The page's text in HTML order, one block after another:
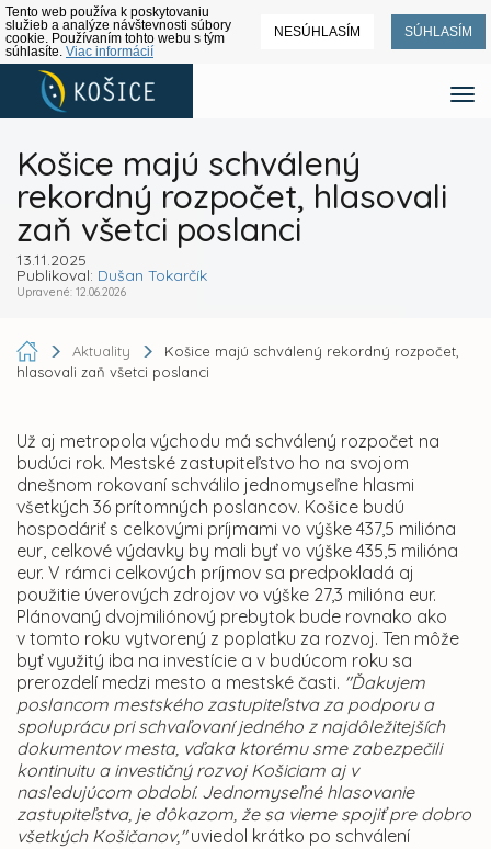
Tento web používa k poskytovaniu
služieb a analýze návštevnosti súbory
cookie. Používaním tohto webu s tým
súhlasíte. Viac informácií
NESÚHLASÍM SÚHLASÍM
Košice majú schválený
rekordný rozpočet, hlasovali
zaň všetci poslanci
13.11.2025
Publikoval: Dušan Tokarčík
Upravené: 12.06.2026
Aktuality
Košice majú schválený rekordný rozpočet,
hlasovali zaň všetci poslanci
Už aj metropola východu má schválený rozpočet na
budúci rok. Mestské zastupiteľstvo ho na svojom
dnešnom rokovaní schválilo jednomyseľne hlasmi
všetkých 36 prítomných poslancov. Košice budú
hospodáriť s celkovými príjmami vo výške 437,5 milióna
eur, celkové výdavky by mali byť vo výške 435,5 milióna
eur. V rámci celkových príjmov sa predpokladá aj
použitie úverových zdrojov vo výške 27,3 milióna eur.
Plánovaný dvojmiliónový prebytok bude rovnako ako
v tomto roku vytvorený z poplatku za rozvoj. Ten môže
byť využitý iba na investície a v budúcom roku sa
prerozdelí medzi mesto a mestské časti. "Ďakujem
poslancom mestského zastupiteľstva za podporu a
spoluprácu pri schvaľovaní jedného z najdôležitejších
dokumentov mesta, vďaka ktorému sme zabezpečili
kontinuitu a investičný rozvoj Košiciam aj v
nasledujúcom období. Jednomyseľné hlasovanie
zastupiteľstva, je dôkazom, že sa vieme spojiť pre dobro
všetkých Košičanov,"uviedol krátko po schválení